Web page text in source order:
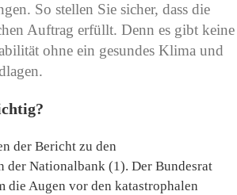
So stellen Sie sicher, dass die
Auftrag erfüllt. Denn es gibt keine
ohne ein gesundes Klima und
der Bericht zu den
der Nationalbank (1). Der Bundesrat
die Augen vor den katastrophalen